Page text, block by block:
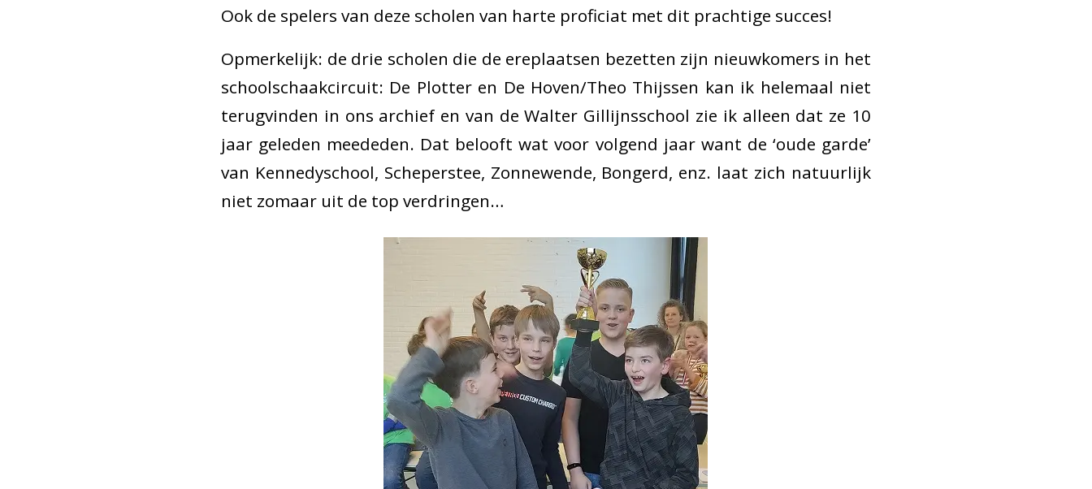
Ook de spelers van deze scholen van harte proficiat met dit prachtige succes!
Opmerkelijk: de drie scholen die de ereplaatsen bezetten zijn nieuwkomers in het
schoolschaakcircuit: De Plotter en De Hoven/Theo Thijssen kan ik helemaal niet
terugvinden in ons archief en van de Walter Gillijnsschool zie ik alleen dat ze 10
jaar geleden meededen. Dat belooft wat voor volgend jaar want de ‘oude garde’
van Kennedyschool, Scheperstee, Zonnewende, Bongerd, enz. laat zich natuurlijk
niet zomaar uit de top verdringen…